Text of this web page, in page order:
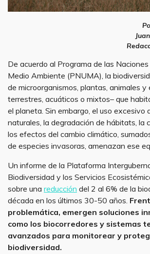
De acuerdo al Programa de las
Medio Ambiente (PNUMA), la
de microorganismos, plantas, animales y
terrestres, acuáticos o mixtos– que
el planeta. Sin embargo, el uso excesivo
naturales, la degradación de hábitats, la
los efectos del cambio climático,
de especies invasoras, amenazan ese
Un informe de la Plataforma
Biodiversidad y los Servicios
sobre una reducción del 2 al 6% de la
década en los últimos 30-50 años.
problemática, emergen soluciones
como los biocorredores y sistemas
avanzados para monitorear y
biodiversidad.